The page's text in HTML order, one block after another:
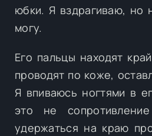
юбки. Я вздрагиваю, но
могу.
Его пальцы находят
проводят по коже,
Я впиваюсь ногтями в
это не
удержаться на краю